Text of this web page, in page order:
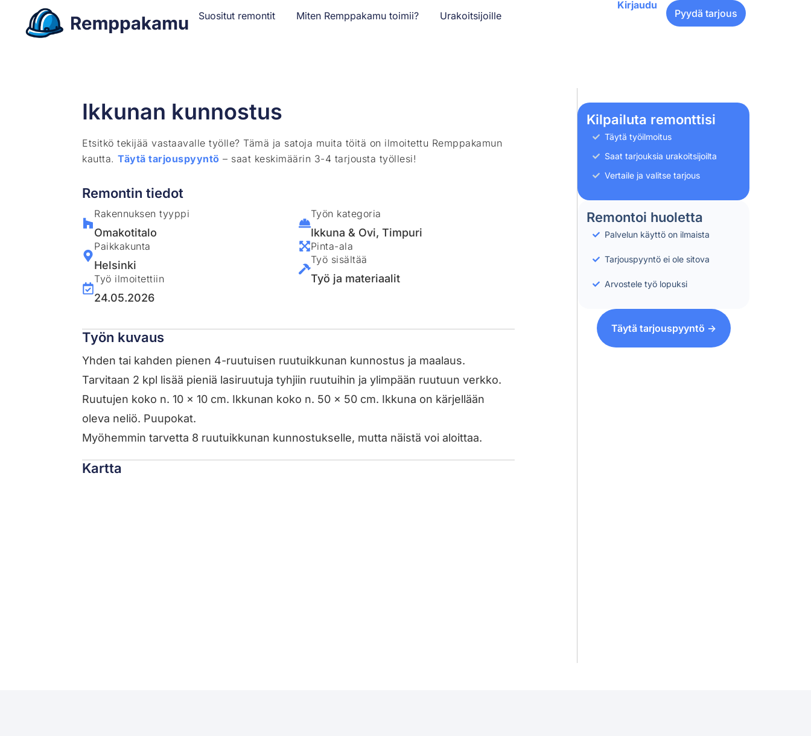
Suositut remontit Miten Remppakamu toimii? Urakoitsijoille
Kirjaudu
Pyydä tarjous
Ikkunan kunnostus
Etsitkö tekijää vastaavalle työlle? Tämä ja satoja muita töitä on ilmoitettu Remppakamun
kautta.Täytä tarjouspyyntö – saat keskimäärin 3-4 tarjousta työllesi!
Remontin tiedot
Rakennuksen tyyppi
Omakotitalo
Paikkakunta
Helsinki
Työ ilmoitettiin
24.05.2026
Työn kategoria
Ikkuna & Ovi, Timpuri
Pinta-ala
Työ sisältää
Työ ja materiaalit
Työn kuvaus
Yhden tai kahden pienen 4-ruutuisen ruutuikkunan kunnostus ja maalaus.
Tarvitaan 2 kpl lisää pieniä lasiruutuja tyhjiin ruutuihin ja ylimpään ruutuun verkko.
Ruutujen koko n. 10 x 10 cm. Ikkunan koko n. 50 x 50 cm. Ikkuna on kärjellään
oleva neliö. Puupokat.
Myöhemmin tarvetta 8 ruutuikkunan kunnostukselle, mutta näistä voi aloittaa.
Kartta
Kilpailuta remonttisi
Täytä työilmoitus
Saat tarjouksia urakoitsijoilta
Vertaile ja valitse tarjous
Remontoi huoletta
Palvelun käyttö on ilmaista
Tarjouspyyntö ei ole sitova
Arvostele työ lopuksi
Täytä tarjouspyyntö ->